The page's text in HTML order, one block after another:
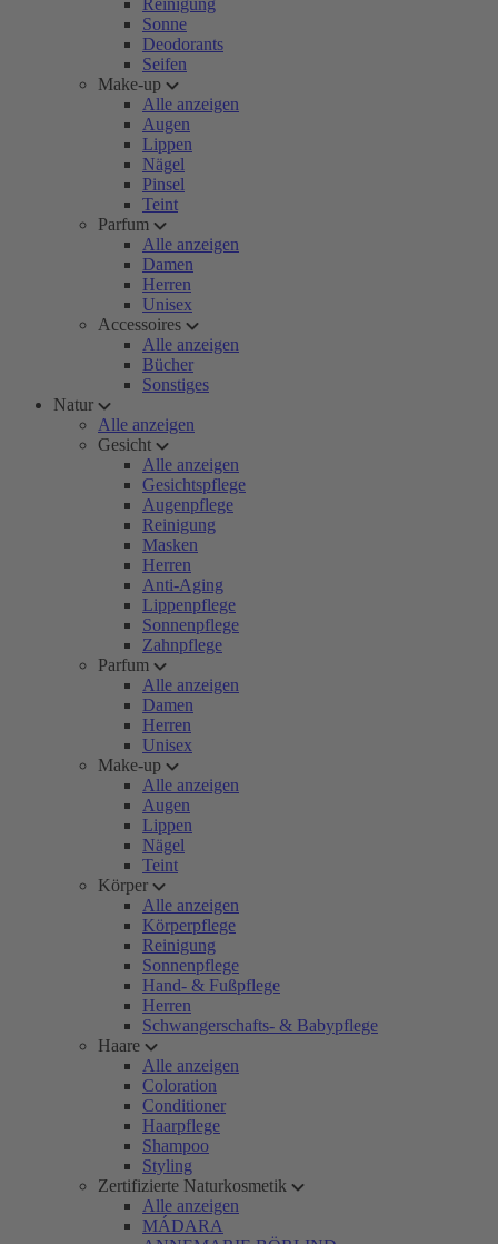
Reinigung
Sonne
Deodorants
Seifen
Make-up
Alle anzeigen
Augen
Lippen
Nägel
Pinsel
Teint
Parfum
Alle anzeigen
Damen
Herren
Unisex
Accessoires
Alle anzeigen
Bücher
Sonstiges
Natur
Alle anzeigen
Gesicht
Alle anzeigen
Gesichtspflege
Augenpflege
Reinigung
Masken
Herren
Anti-Aging
Lippenpflege
Sonnenpflege
Zahnpflege
Parfum
Alle anzeigen
Damen
Herren
Unisex
Make-up
Alle anzeigen
Augen
Lippen
Nägel
Teint
Körper
Alle anzeigen
Körperpflege
Reinigung
Sonnenpflege
Hand- & Fußpflege
Herren
Schwangerschafts- & Babypflege
Haare
Alle anzeigen
Coloration
Conditioner
Haarpflege
Shampoo
Styling
Zertifizierte Naturkosmetik
Alle anzeigen
MÁDARA